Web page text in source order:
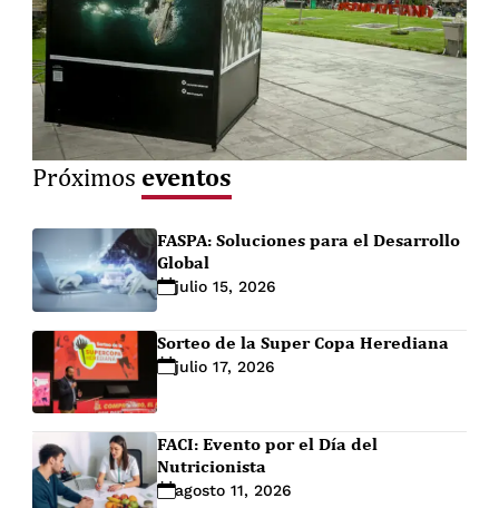
Próximos eventos
FASPA: Soluciones para el Desarrollo
Global
julio 15, 2026
Sorteo de la Super Copa Herediana
julio 17, 2026
FACI: Evento por el Día del
Nutricionista
agosto 11, 2026